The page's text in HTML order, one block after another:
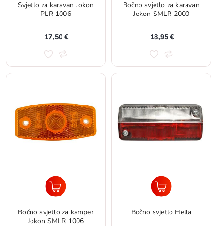
Svjetlo za karavan Jokon
PLR 1006
17,50 €
Bočno svjetlo za karavan
Jokon SMLR 2000
18,95 €
Bočno svjetlo za kamper
Jokon SMLR 1006
Bočno svjetlo Hella